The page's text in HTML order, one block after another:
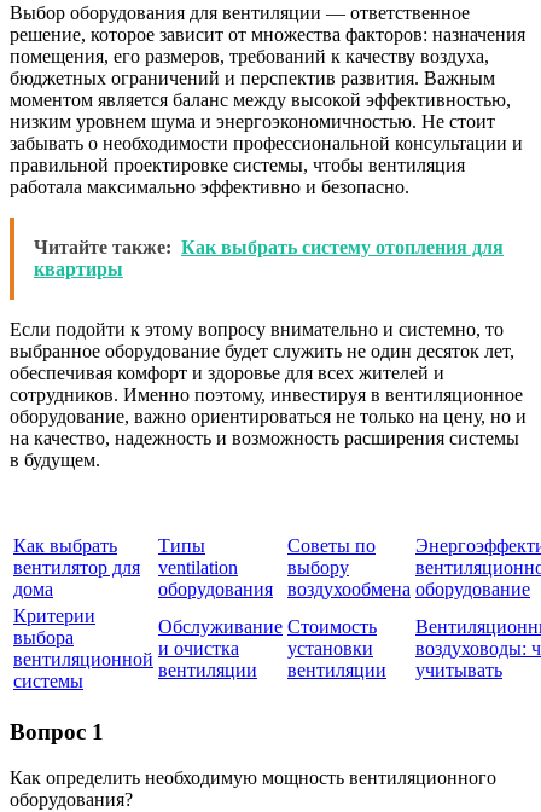
Выбор оборудования для вентиляции — ответственное
решение, которое зависит от множества факторов: назначения
помещения, его размеров, требований к качеству воздуха,
бюджетных ограничений и перспектив развития. Важным
моментом является баланс между высокой эффективностью,
низким уровнем шума и энергоэкономичностью. Не стоит
забывать о необходимости профессиональной консультации и
правильной проектировке системы, чтобы вентиляция
работала максимально эффективно и безопасно.
Читайте также: Как выбрать систему отопления для
квартиры
Если подойти к этому вопросу внимательно и системно, то
выбранное оборудование будет служить не один десяток лет,
обеспечивая комфорт и здоровье для всех жителей и
сотрудников. Именно поэтому, инвестируя в вентиляционное
оборудование, важно ориентироваться не только на цену, но и
на качество, надежность и возможность расширения системы
в будущем.
Как выбрать
вентилятор для
дома
Типы
ventilation
оборудования
Советы по
выбору
воздухообмена оборудование
Критерии
выбора
вентиляционной
системы
Обслуживание
и очистка
вентиляции
Стоимость
установки
вентиляции
воздуховоды:
учитывать
Вопрос 1
Как определить необходимую мощность вентиляционного
оборудования?